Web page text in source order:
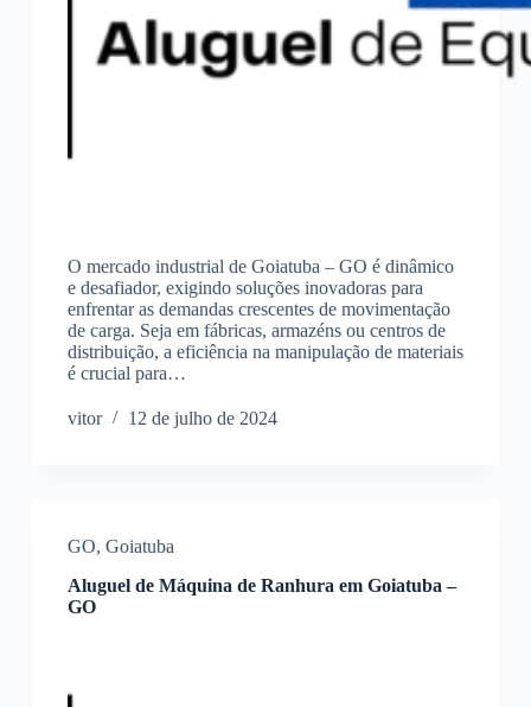
O mercado industrial de Goiatuba – GO é dinâmico
e desafiador, exigindo soluções inovadoras para
enfrentar as demandas crescentes de movimentação
de carga. Seja em fábricas, armazéns ou centros de
distribuição, a eficiência na manipulação de materiais
é crucial para…
vitor 12 de julho de 2024
GO, Goiatuba
Aluguel de Máquina de Ranhura em Goiatuba –
GO